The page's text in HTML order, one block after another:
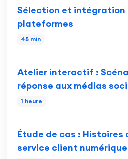
Sélection et intégration
plateformes
45 min
Atelier interactif :
réponse aux médias
1 heure
Étude de cas : Histoires
service client numérique